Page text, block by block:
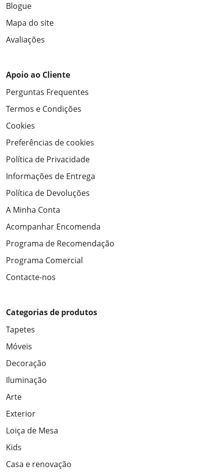
Blogue
Mapa do site
Avaliações
Apoio ao Cliente
Perguntas Frequentes
Termos e Condições
Cookies
Preferências de cookies
Política de Privacidade
Informações de Entrega
Política de Devoluções
A Minha Conta
Acompanhar Encomenda
Programa de Recomendação
Programa Comercial
Contacte-nos
Categorias de produtos
Tapetes
Móveis
Decoração
Iluminação
Arte
Exterior
Loiça de Mesa
Kids
Casa e renovação